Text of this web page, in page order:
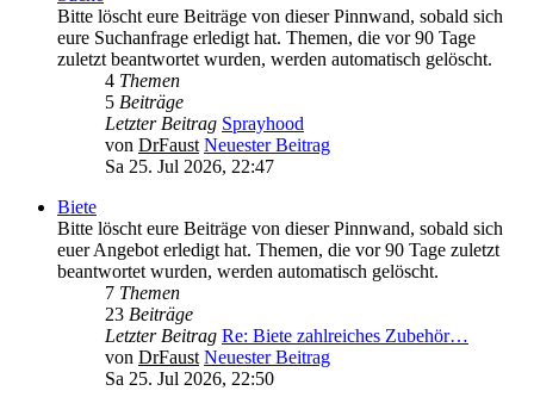
Bitte löscht eure Beiträge von dieser Pinnwand, sobald sich
eure Suchanfrage erledigt hat. Themen, die vor 90 Tage
zuletzt beantwortet wurden, werden automatisch gelöscht.
4 Themen
5 Beiträge
Letzter Beitrag Sprayhood
von DrFaust Neuester Beitrag
Sa 25. Jul 2026, 22:47
Biete
Bitte löscht eure Beiträge von dieser Pinnwand, sobald sich
euer Angebot erledigt hat. Themen, die vor 90 Tage zuletzt
beantwortet wurden, werden automatisch gelöscht.
7 Themen
23 Beiträge
Letzter Beitrag Re: Biete zahlreiches Zubehör…
von DrFaust Neuester Beitrag
Sa 25. Jul 2026, 22:50